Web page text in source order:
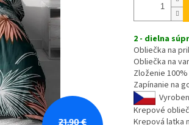
21,90 €
2 - dielna
Obliečka na
Obliečka na
Zloženie
Zapínanie na
Krepové
Krepová latka